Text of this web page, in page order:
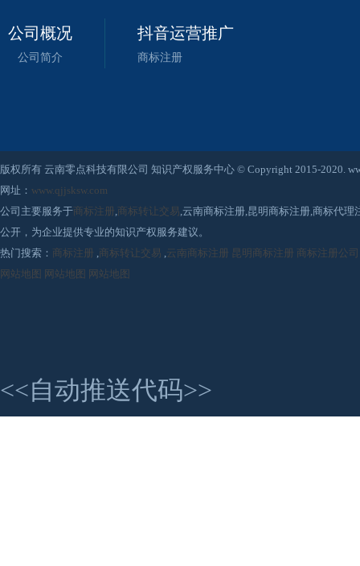
公司概况
公司简介
抖音运营推广
商标注册
版权所有 云南零点科技有限公司 知识产权服务中心 © Copyright 2015-2020.
网址： www.qjjsksw.com
公司主要服务于商标注册 ,商标转让交易,云南商标注册,昆明商标注册,商标代
公开，为企业提供专业的知识产权服务建议。
热门搜索： 商标注册 ,商标转让交易 ,云南商标注册 昆明商标注册
商标注册公司
网站地图 网站地图 网站地图
<<自动推送代码>>